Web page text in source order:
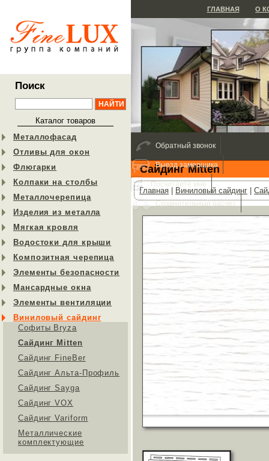
Поиск
Каталог товаров
Металлофасад
Отливы для окон
Флюгарки
Колпаки на столбы
Металлочерепица
Изделия из металла
Мягкая кровля
Водостоки для крыши
Композитная черепица
Элементы безопасности
Мансардные окна
Элементы вентиляции
Виниловый сайдинг
Софиты Bryza
Сайдинг Mitten
Сайдинг FineBer
Сайдинг Альта-Профиль
Сайдинг Sayga
Cайдинг VOX
Сайдинг Variform
Металлические
комплектующие
ГЛАВНАЯ О
Сайдинг Mitten
Главная Виниловый сайдинг
Обратный звонок
Выезд замерщика
Посчитайте мне
Сравнительный расчет